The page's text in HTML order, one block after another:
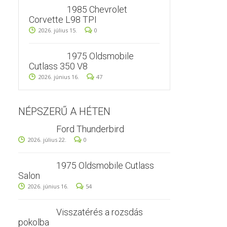
1985 Chevrolet
Corvette L98 TPI
2026. július 15. 0
1975 Oldsmobile
Cutlass 350 V8
2026. június 16. 47
NÉPSZERŰ A HÉTEN
Ford Thunderbird
2026. július 22. 0
1975 Oldsmobile Cutlass
Salon
2026. június 16. 54
Visszatérés a rozsdás
pokolba